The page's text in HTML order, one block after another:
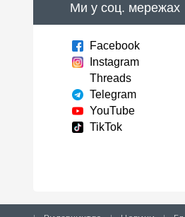
Ми у соц. мережах
Facebook
Instagram
Threads
Telegram
YouTube
TikTok